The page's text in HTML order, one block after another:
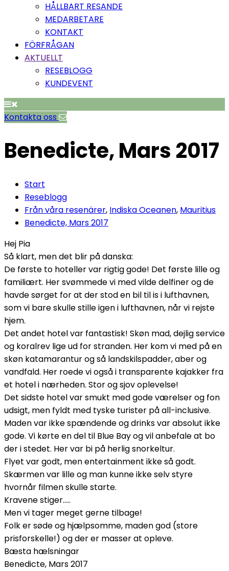
HÅLLBART RESANDE
MEDARBETARE
KONTAKT
FÖRFRÅGAN
AKTUELLT
RESEBLOGG
KUNDEVENT
Kontakta oss
Benedicte, Mars 2017
Start
Reseblogg
Från våra resenärer, Indiska Oceanen, Mauritius
Benedicte, Mars 2017
Hej Pia
Så klart, men det blir på danska:
De første to hoteller var rigtig gode! Det første lille og
familiært. Her svømmede vi med vilde delfiner og de
havde sørget for at der stod en bil til is i lufthavnen,
som vi bare skulle stille igen i lufthavnen, når vi rejste
hjem.
Det andet hotel var fantastisk! Skøn mad, dejlig service
og koralrev lige ud for stranden. Her kom vi med på en
skøn katamarantur og så landskilspadder, aber og
vandfald. Her roede vi også i transparente kajakker fra
et hotel i nærheden. Stor og sjov oplevelse!
Det sidste hotel var smukt med gode værelser og fon
udsigt, men fyldt med tyske turister på all-inclusive.
Maden var ikke spændende og drinks var absolut ikke
gode. Vi kørte en del til Blue Bay og vil anbefale at bo
der i stedet. Her var bi på herlig snorkeltur.
Flyet var godt, men entertainment ikke så godt.
Skærmen var lille og man kunne ikke selv styre
hvornår filmen skulle starte.
Kravene stiger…..
Men vi tager meget gerne tilbage!
Folk er søde og hjælpsomme, maden god (store
prisforskelle!) og der er masser at opleve.
Bæsta hælsningar
Benedicte, Mars 2017